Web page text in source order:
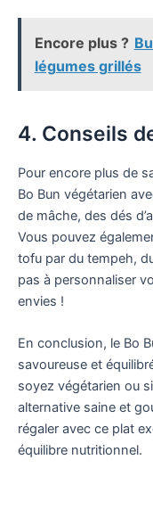
Encore plus ?
légumes grillés
4. Conseils
Pour encore plus de
Bo Bun végétarien
de mâche, des dés
Vous pouvez
tofu par du tempeh,
pas à personnaliser
envies !
En conclusion, le Bo
savoureuse et
soyez végétarien ou
alternative saine et
régaler avec ce plat
équilibre nutritionnel.